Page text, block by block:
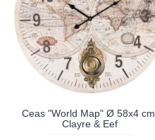
Ceas "World Map" Ø 58x4 cm,
Clayre & Eef